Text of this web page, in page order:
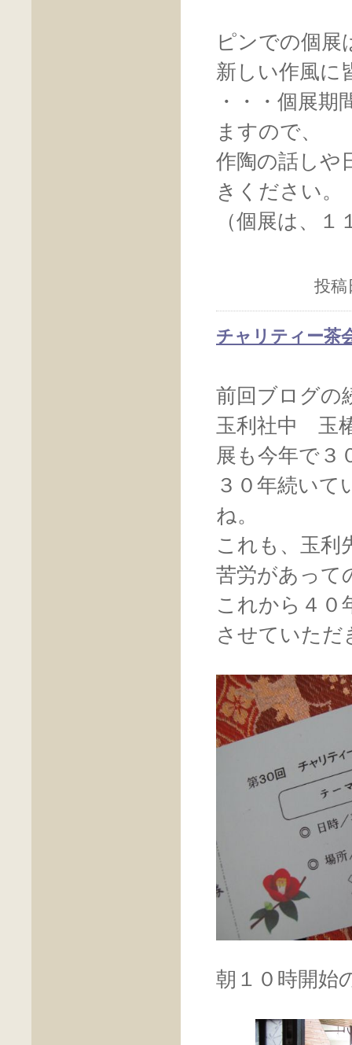
ピンでの個展
新しい作風に
・・・個展
ますので、
作陶の話しや
きください。
（個展は、
投稿
チャリティー
前回ブログの
玉利社中 玉
展も今年で３
３０年続いて
ね。
これも、玉利
苦労があって
これから４０
させていただ
朝１０時開始